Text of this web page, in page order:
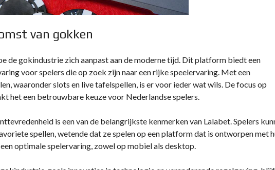
van gokken
de gokindustrie zich aanpast aan de moderne tijd. Dit platform biedt een
voor spelers die op zoek zijn naar een rijke speelervaring. Met een
waaronder slots en live tafelspellen, is er voor ieder wat wils. De focus op
het een betrouwbare keuze voor Nederlandse spelers.
is een van de belangrijkste kenmerken van Lalabet. Spelers
spellen, wetende dat ze spelen op een platform dat is ontworpen met
optimale spelervaring, zowel op mobiel als desktop.